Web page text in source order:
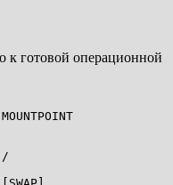
к готовой операционной
/